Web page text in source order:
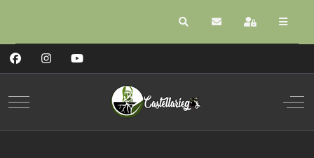
BuscarSuscribirse a las
Registrarse
Mobile Menu Toggle